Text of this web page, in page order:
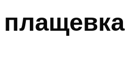
плащевка